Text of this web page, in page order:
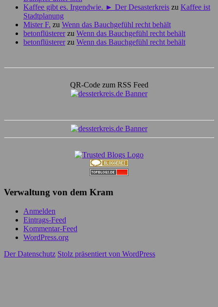
Kaffee gibt es. Irgendwie. ► Der Desasterkreis zu Kaffee ist
Stadtplanung
Mister F. zu Wenn das Bauchgefühl recht behält
betonflüstererzu Wenn das Bauchgefühl recht behält
betonflüstererzu Wenn das Bauchgefühl recht behält
QR-Code zum RSS Feed
Verwaltung von dem Kram
Anmelden
Eintrags-Feed
Kommentar-Feed
WordPress.org
Der Datenschutz Stolz präsentiert von WordPress